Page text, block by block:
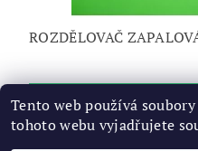
ROZDĚLOVAČ
Tento web používá
tohoto webu vyjadřujete